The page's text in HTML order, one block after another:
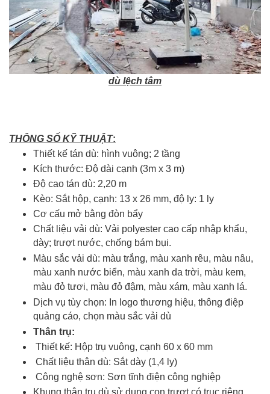
dù lệch tâm
THÔNG SỐ KỸ THUẬT:
Thiết kế tán dù: hình vuông; 2 tầng
Kích thước: Độ dài cạnh (3m x 3 m)
Độ cao tán dù: 2,20 m
Kèo: Sắt hộp, cạnh: 13 x 26 mm, độ ly: 1 ly
Cơ cấu mở bằng đòn bẩy
Chất liệu vải dù: Vải polyester cao cấp nhập khẩu,
dày; trượt nước, chống bám bụi.
Màu sắc vải dù: màu trắng, màu xanh rêu, màu nâu,
màu xanh nước biển, màu xanh da trời, màu kem,
màu đỏ tươi, màu đỏ đậm, màu xám, màu xanh lá.
Dịch vụ tùy chọn: In logo thương hiệu, thông điệp
quảng cáo, chọn màu sắc vải dù
Thân trụ:
Thiết kế: Hộp trụ vuông, cạnh 60 x 60 mm
Chất liệu thân dù: Sắt dày (1,4 ly)
Công nghệ sơn: Sơn tĩnh điện công nghiệp
Khung thân trụ dù sử dụng con trượt có trục riêng